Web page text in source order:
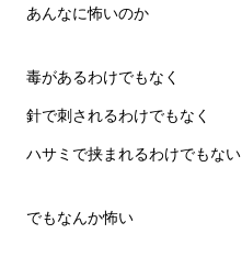
あんなに怖いのか
毒があるわけでもなく
針で刺されるわけでもなく
ハサミで挟まれるわけでもない
でもなんか怖い